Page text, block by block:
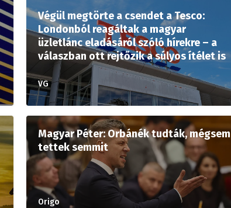
Végül megtörte a csendet a Tesco:
Londonból reagáltak a magyar
üzletlánc eladásáról szóló hírekre – a
válaszban ott rejtőzik a súlyos ítélet is
VG
Magyar Péter: Orbánék tudták, mégsem
tettek semmit
Origo